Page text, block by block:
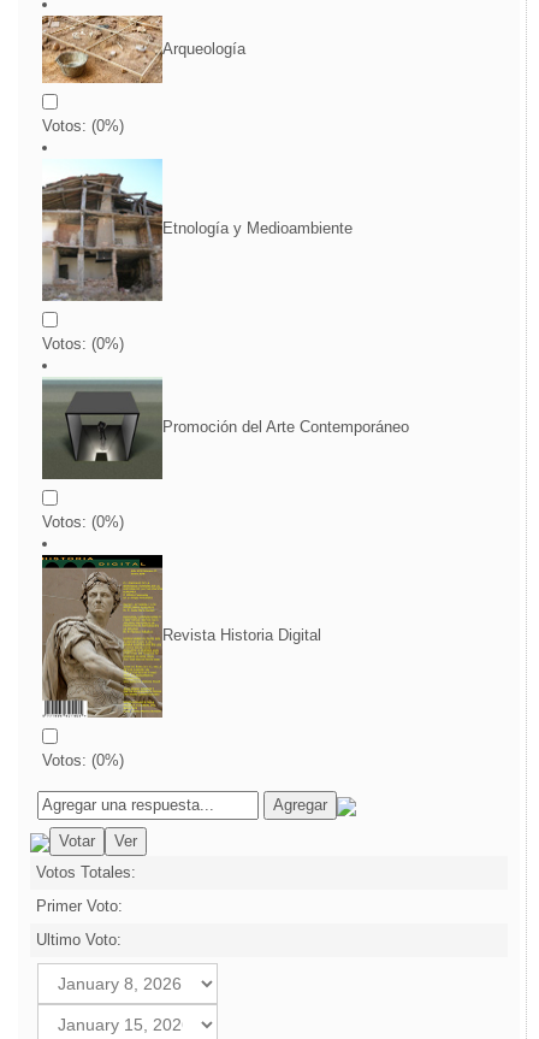
Arqueología
Votos: (0%)
Etnología y Medioambiente
Votos: (0%)
Promoción del Arte Contemporáneo
Votos: (0%)
Revista Historia Digital
Votos: (0%)
Votos Totales:
Primer Voto:
Ultimo Voto: